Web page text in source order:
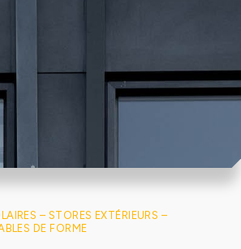
– STORES EXTÉRIEURS –
DE FORME